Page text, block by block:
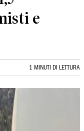
e
1 MINUTI DI LETTURA